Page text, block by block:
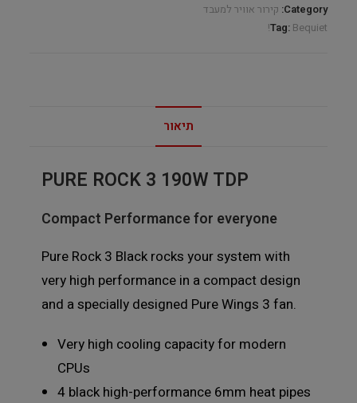
Category: קירור אוויר למעבד
Tag: Bequiet!
תיאור
PURE ROCK 3 190W TDP
Compact Performance for everyone
Pure Rock 3 Black rocks your system with
very high performance in a compact design
and a specially designed Pure Wings 3 fan.
Very high cooling capacity for modern
CPUs
4 black high-performance 6mm heat pipes